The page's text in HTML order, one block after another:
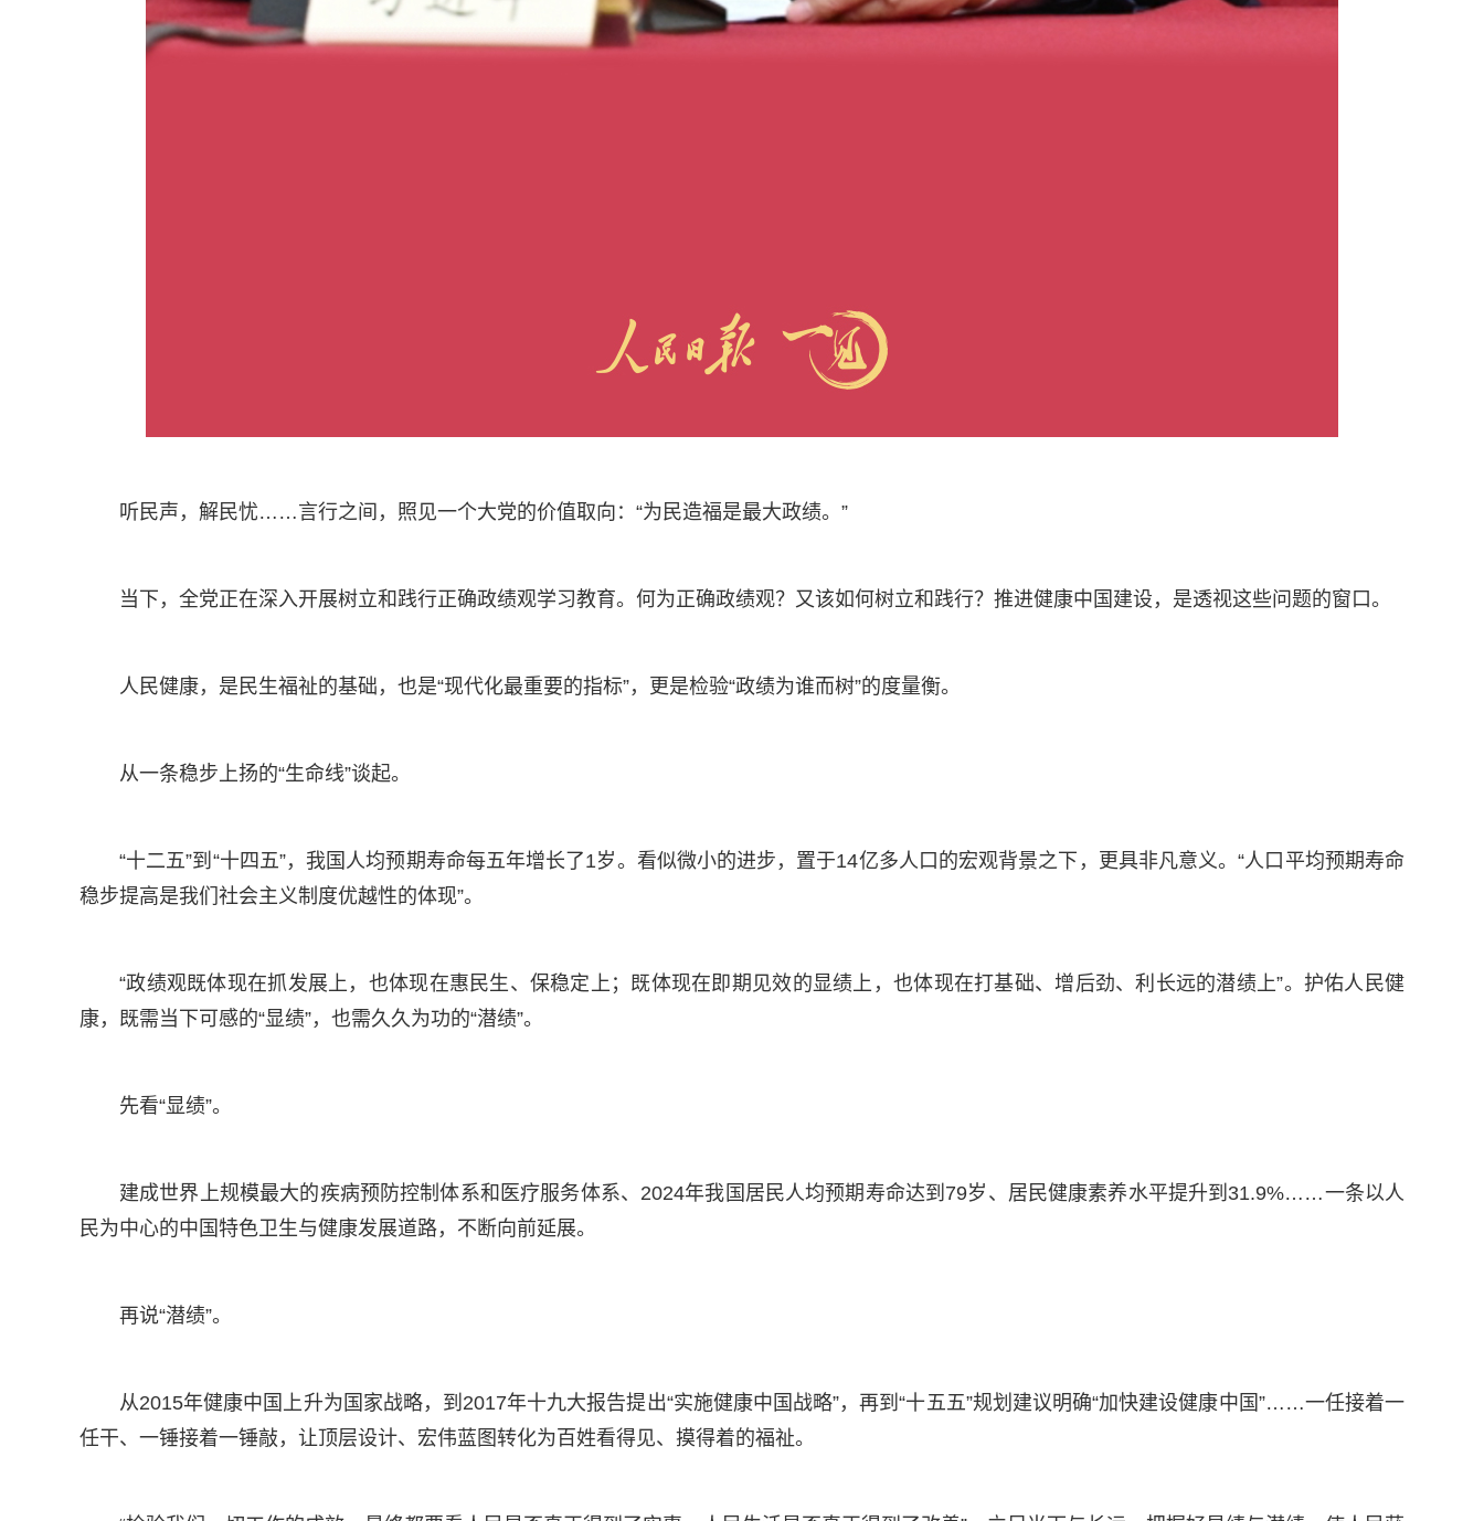
听民声，解民忧……言行之间，照见一个大党的价值取向：“为民造福是最大政绩。”
当下，全党正在深入开展树立和践行正确政绩观学习教育。何为正确政绩观？又该如何树立和践行？推进健康中国建设，是透视这些问题的窗口。
人民健康，是民生福祉的基础，也是“现代化最重要的指标”，更是检验“政绩为谁而树”的度量衡。
从一条稳步上扬的“生命线”谈起。
“十二五”到“十四五”，我国人均预期寿命每五年增长了1岁。看似微小的进步，置于14亿多人口的宏观背景之下，更具非凡意义。“人口平均预期寿命
稳步提高是我们社会主义制度优越性的体现”。
“政绩观既体现在抓发展上，也体现在惠民生、保稳定上；既体现在即期见效的显绩上，也体现在打基础、增后劲、利长远的潜绩上”。护佑人民健
康，既需当下可感的“显绩”，也需久久为功的“潜绩”。
先看“显绩”。
建成世界上规模最大的疾病预防控制体系和医疗服务体系、2024年我国居民人均预期寿命达到79岁、居民健康素养水平提升到31.9%……一条以人
民为中心的中国特色卫生与健康发展道路，不断向前延展。
再说“潜绩”。
从2015年健康中国上升为国家战略，到2017年十九大报告提出“实施健康中国战略”，再到“十五五”规划建议明确“加快建设健康中国”……一任接着一
任干、一锤接着一锤敲，让顶层设计、宏伟蓝图转化为百姓看得见、摸得着的福祉。